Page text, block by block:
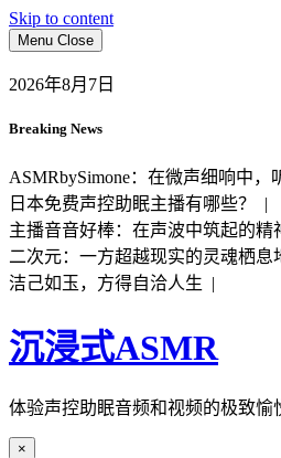
Skip to content
Menu Close
2026年8月7日
Breaking News
ASMRbySimone：在微声细响中
日本免费声控助眠主播有哪些？ |
主播音音好棒：在声波中筑起的精
二次元：一方超越现实的灵魂栖息
洁己如玉，方得自洽人生 |
沉浸式ASMR
体验声控助眠音频和视频的极致愉
×